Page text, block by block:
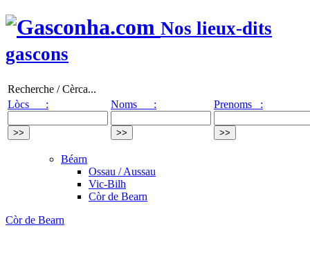
Nos lieux-dits
gascons
Recherche / Cèrca...
Lòcs :
Noms : Prenoms :
Béarn
Ossau / Aussau
Vic-Bilh
Còr de Bearn
Còr de Bearn